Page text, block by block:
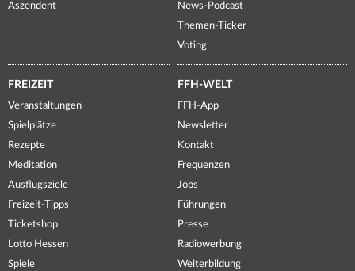
Aszendent
News-Podcast
Themen-Ticker
Voting
FREIZEIT
Veranstaltungen
Spielplätze
Rezepte
Meditation
Ausflugsziele
Freizeit-Tipps
Ticketshop
Lotto Hessen
Spiele
FFH-WELT
FFH-App
Newsletter
Kontakt
Frequenzen
Jobs
Führungen
Presse
Radiowerbung
Weiterbildung